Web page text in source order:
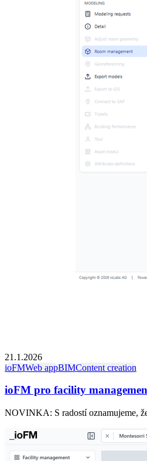
21.1.2026
ioFMWeb appBIMContent creation
ioFM pro facility
NOVINKA: S radostí oznamujeme,